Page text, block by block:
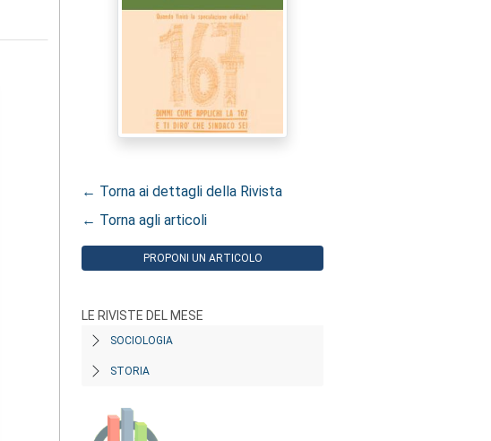
← Torna ai dettagli della Rivista
← Torna agli articoli
PROPONI UN ARTICOLO
LE RIVISTE DEL MESE
SOCIOLOGIA
STORIA